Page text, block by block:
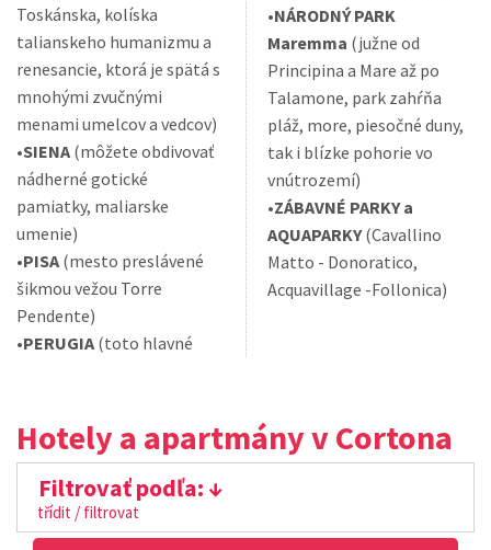
Toskánska, kolíska
talianskeho humanizmu a
renesancie, ktorá je spätá s
mnohými zvučnými
menami umelcov a vedcov)
•SIENA (môžete obdivovať
nádherné gotické
pamiatky, maliarske
umenie)
•PISA (mesto preslávené
šikmou vežou Torre
Pendente)
•PERUGIA (toto hlavné
•NÁRODNÝ PARK
Maremma (južne od
Principina a Mare až po
Talamone, park zahŕňa
pláž, more, piesočné duny,
tak i blízke pohorie vo
vnútrozemí)
•ZÁBAVNÉ PARKY a
AQUAPARKY(Cavallino
Matto - Donoratico,
Acquavillage -Follonica)
Hotely a apartmány v Cortona
Filtrovať podľa:
třídit / filtrovat